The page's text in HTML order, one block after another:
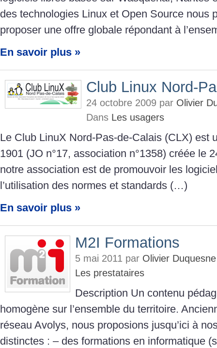
des technologies Linux et Open Source nous
proposer une offre globale répondant à
En savoir plus »
Club Linux Nord-
24 octobre 2009 par Olivier
Dans Les usagers
Le Club LinuX Nord-Pas-de-Calais (CLX) est
1901 (JO n°17, association n°1358) créée le
notre association est de promouvoir les
l’utilisation des normes et standards (…)
En savoir plus »
M2I Formations
5 mai 2011 par Olivier
Les prestataires
Description Un contenu
homogène sur l’ensemble du territoire.
réseau Avolys, nous proposions jusqu’ici à
distinctes : – des formations en informatique